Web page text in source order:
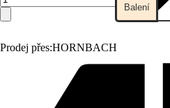
Prodej přes:HORNBACH
Balení